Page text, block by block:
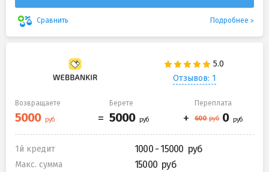
Сравнить Подробнее
Отзывов: 1
Возвращаете Берете Переплата
1й кредит 1000 - 15000
Макс. сумма 15000